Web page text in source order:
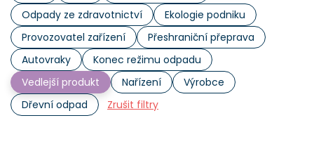
Odpady ze zdravotnictví
Ekologie podniku
Provozovatel zařízení
Přeshraniční přeprava
Autovraky
Konec režimu odpadu
Vedlejší produkt
Nařízení
Výrobce
Dřevní odpad
Zrušit filtry